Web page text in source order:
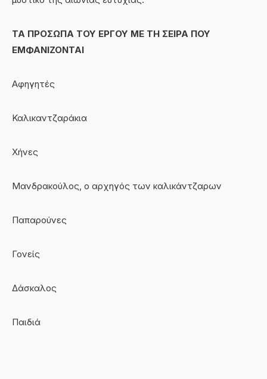
ΤΑ ΠΡΟΣΩΠΑ ΤΟΥ ΕΡΓΟΥ ΜΕ ΤΗ ΣΕΙΡΑ ΠΟΥ
ΕΜΦΑΝΙΖΟΝΤΑΙ
Αφηγητές
Καλικαντζαράκια
Χήνες
Μανδρακούλος, ο αρχηγός των καλικάντζαρων
Παπαρούνες
Γονείς
Δάσκαλος
Παιδιά